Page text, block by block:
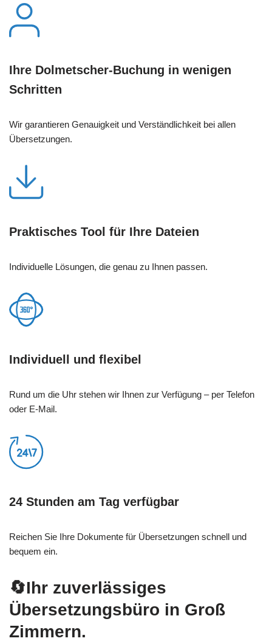
Ihre Dolmetscher-Buchung in wenigen
Schritten
Wir garantieren Genauigkeit und Verständlichkeit bei allen
Übersetzungen.
Praktisches Tool für Ihre Dateien
Individuelle Lösungen, die genau zu Ihnen passen.
Individuell und flexibel
Rund um die Uhr stehen wir Ihnen zur Verfügung – per Telefon
oder E-Mail.
24 Stunden am Tag verfügbar
Reichen Sie Ihre Dokumente für Übersetzungen schnell und
bequem ein.
🔄Ihr zuverlässiges
Übersetzungsbüro in Groß
Zimmern.